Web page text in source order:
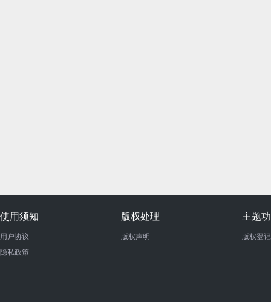
使用须知
用户协议
隐私政策
版权处理
版权声明
主题
版权登